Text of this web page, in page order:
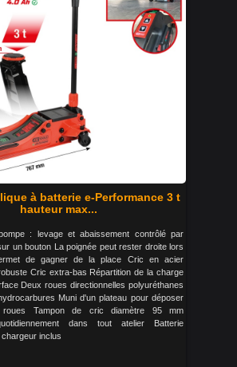
à batterie e-Performance 3 t
hauteur max...
: levage et abaissement contrôlé par
un bouton La poignée peut rester droite lors
de gagner de la place Cric en acier
Cric extra-bas Répartition de la charge
Deux roues directionnelles polyuréthanes
Muni d'un plateau pour déposer
Tampon de cric diamètre 95 mm
dans tout atelier Batterie
inclus